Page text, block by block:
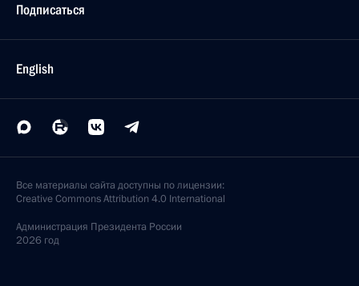
Подписаться
English
Все материалы сайта доступны по лицензии:
Creative Commons Attribution 4.0 International
Администрация Президента России
2026 год